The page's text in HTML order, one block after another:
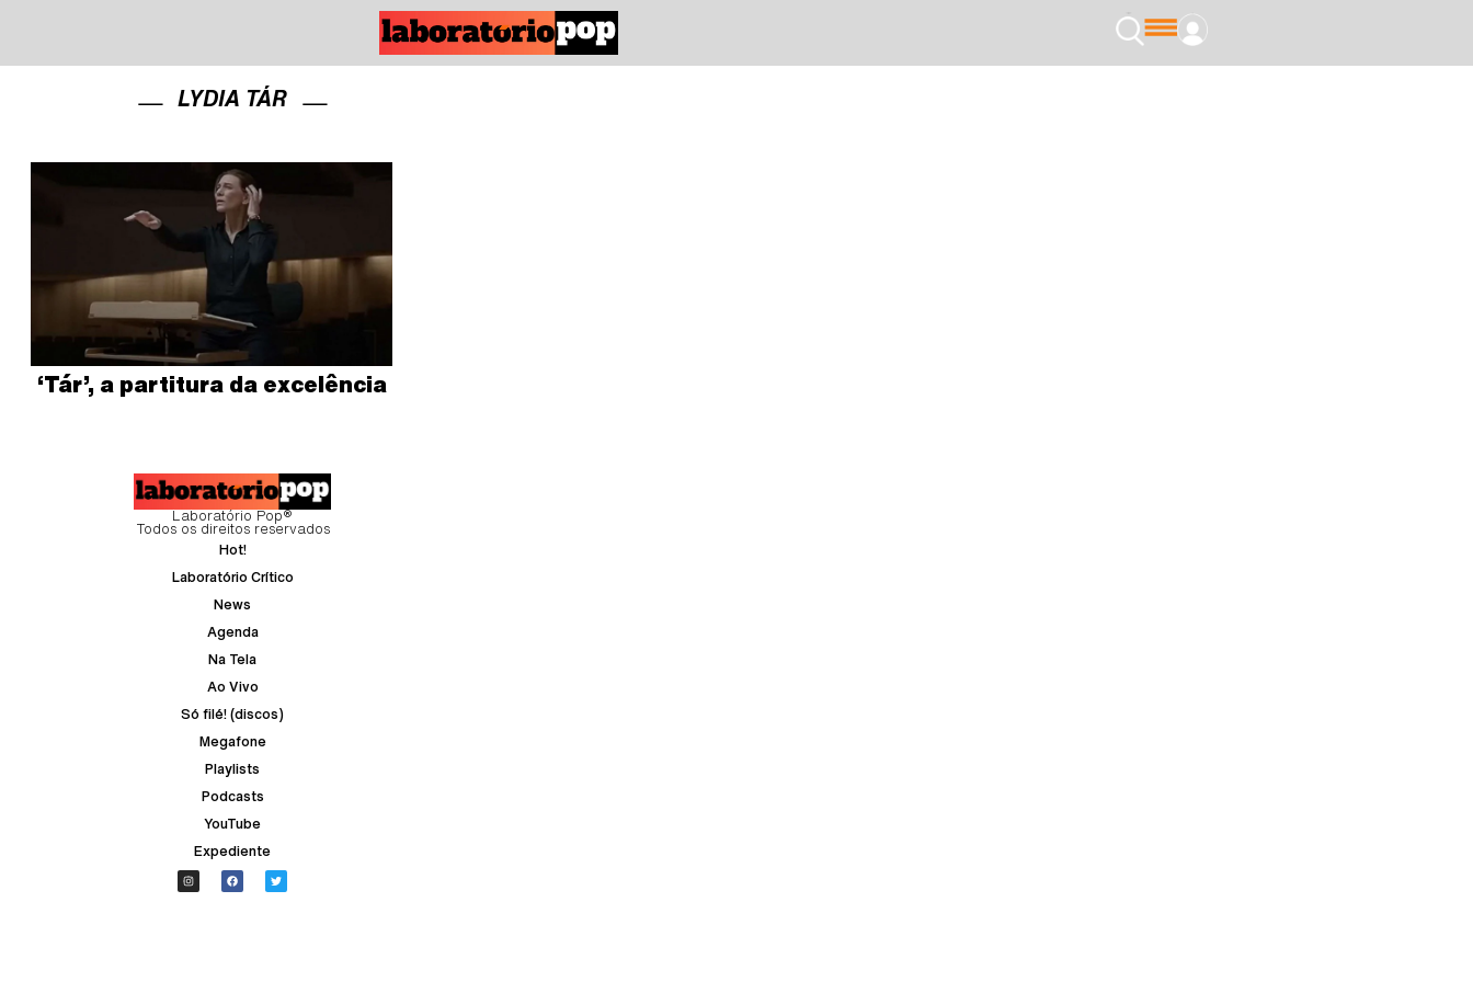
LYDIA TÁR
‘Tár’, a partitura da excelência
Laboratório Pop®
Todos os direitos reservados
Hot!
Laboratório Crítico
News
Agenda
Na Tela
Ao Vivo
Só filé! (discos)
Megafone
Playlists
Podcasts
YouTube
Expediente